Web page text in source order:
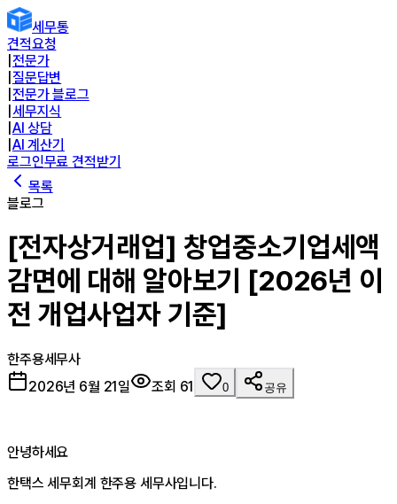
세무통
견적요청
전문가
질문답변
전문가 블로그
세무지식
AI 상담
AI 계산기
로그인무료 견적받기
목록
블로그
[전자상거래업] 창업중소기업세액
감면에 대해 알아보기 [2026년 이
전 개업사업자 기준]
한주용세무사
2026년 6월 21일
조회 61 0 공유
안녕하세요
한택스 세무회계 한주용 세무사입니다.